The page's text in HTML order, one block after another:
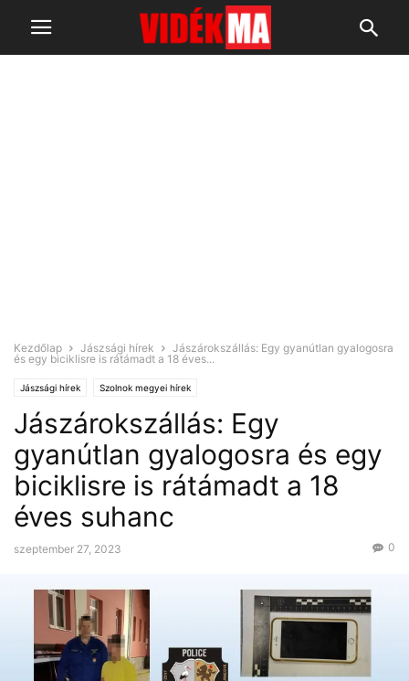
Kezdőlap Jászsági hírek
Jászárokszállás: Egy gyanútlan gyalogosra
és egy biciklisre is rátámadt a 18 éves...
Jászsági hírek Szolnok megyei hírek
Jászárokszállás: Egy
gyanútlan gyalogosra és egy
biciklisre is rátámadt a 18
éves suhanc
szeptember 27, 2023 0